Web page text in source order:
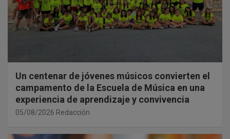
Un centenar de jóvenes músicos convierten el
campamento de la Escuela de Música en una
experiencia de aprendizaje y convivencia
05/08/2026 Redacción